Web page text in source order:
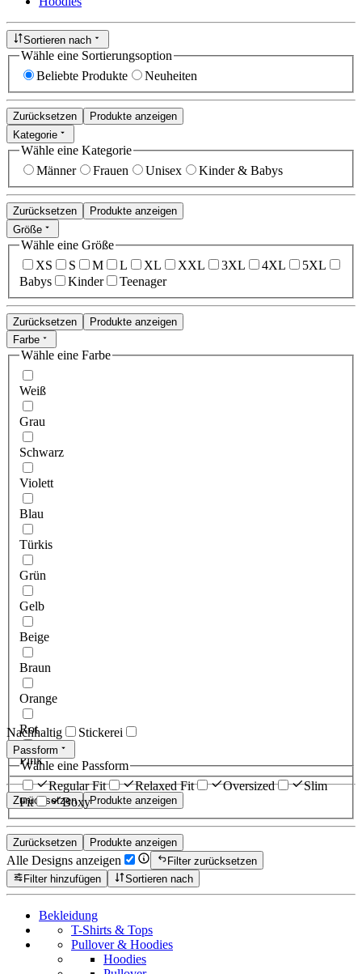
Sortieren nach
Wähle eine Sortierungsoption
Beliebte Produkte
Neuheiten
Zurücksetzen
Produkte anzeigen
Kategorie
Wähle eine Kategorie
Männer
Frauen Unisex Kinder & Babys
Zurücksetzen
Produkte anzeigen
Größe
Wähle eine Größe
XS
S M L XL XXL 3XL 4XL
5XL
Babys
Kinder Teenager
Zurücksetzen
Produkte anzeigen
Farbe
Wähle eine Farbe
Weiß
Grau
Schwarz
Violett
Blau
Türkis
Grün
Gelb
Beige
Braun
Orange
Rot
Pink
Zurücksetzen Produkte anzeigen
Nachhaltig Stickerei
Passform
Wähle eine Passform
Regular Fit
Relaxed Fit Oversized
Slim
Fit
Boxy
Zurücksetzen Produkte anzeigen
Alle Designs anzeigen
Filter zurücksetzen
Filter hinzufügen
Sortieren nach
Bekleidung
T-Shirts & Tops
Pullover & Hoodies
Hoodies